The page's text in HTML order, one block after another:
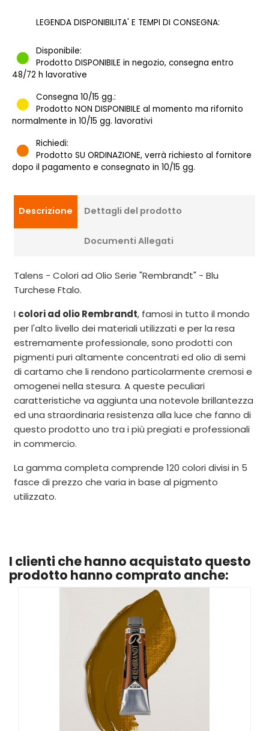
LEGENDA DISPONIBILITA' E TEMPI DI CONSEGNA:
Disponibile:
Prodotto DISPONIBILE in negozio, consegna entro
48/72 h lavorative
Consegna 10/15 gg.:
Prodotto NON DISPONIBILE al momento ma rifornito
normalmente in 10/15 gg. lavorativi
Richiedi:
Prodotto SU ORDINAZIONE, verrà richiesto al fornitore
dopo il pagamento e consegnato in 10/15 gg.
Descrizione Dettagli del prodotto
Documenti Allegati
Talens - Colori ad Olio Serie "Rembrandt" - Blu
Turchese Ftalo.
I colori ad olio Rembrandt, famosi in tutto il mondo
per l'alto livello dei materiali utilizzati e per la resa
estremamente professionale, sono prodotti con
pigmenti puri altamente concentrati ed olio di semi
di cartamo che li rendono particolarmente cremosi e
omogenei nella stesura. A queste peculiari
caratteristiche va aggiunta una notevole brillantezza
ed una straordinaria resistenza alla luce che fanno di
questo prodotto uno tra i più pregiati e professionali
in commercio.
La gamma completa comprende 120 colori divisi in 5
fasce di prezzo che varia in base al pigmento
utilizzato.
I clienti che hanno acquistato questo
prodotto hanno comprato anche: